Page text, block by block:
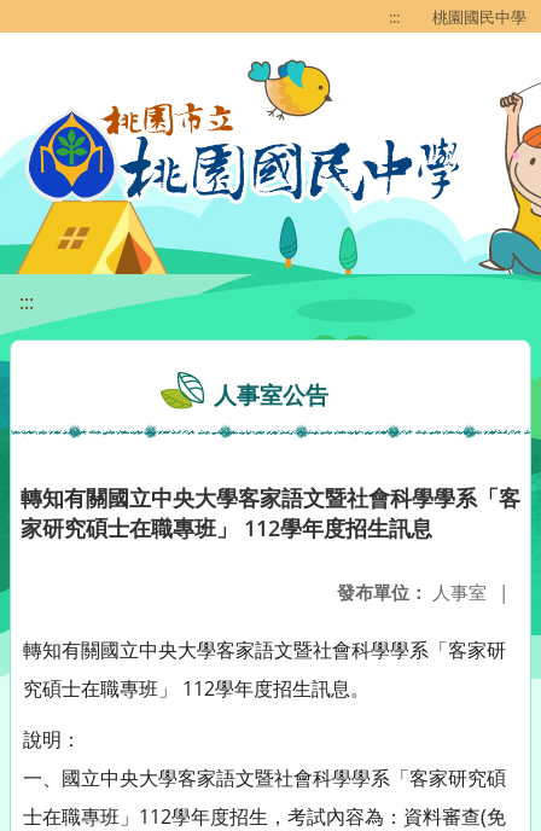
::: 桃園國民中學
:::
人事室公告
轉知有關國立中央大學客家語文暨社會科學學系「客
家研究碩士在職專班」 112學年度招生訊息
發布單位： 人事室 |
轉知有關國立中央大學客家語文暨社會科學學系「客家研
究碩士在職專班」 112學年度招生訊息。
說明：
一、國立中央大學客家語文暨社會科學學系「客家研究碩
士在職專班」112學年度招生，考試內容為：資料審查(免